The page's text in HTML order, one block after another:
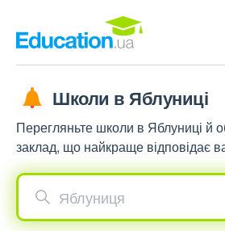
Школи в Яблуниці
Перегляньте школи в Яблуниці й
заклад, що найкраще відповідає
Яблуниця